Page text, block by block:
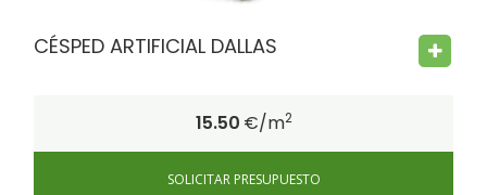
CÉSPED ARTIFICIAL DALLAS
15.50 €/m2
SOLICITAR PRESUPUESTO